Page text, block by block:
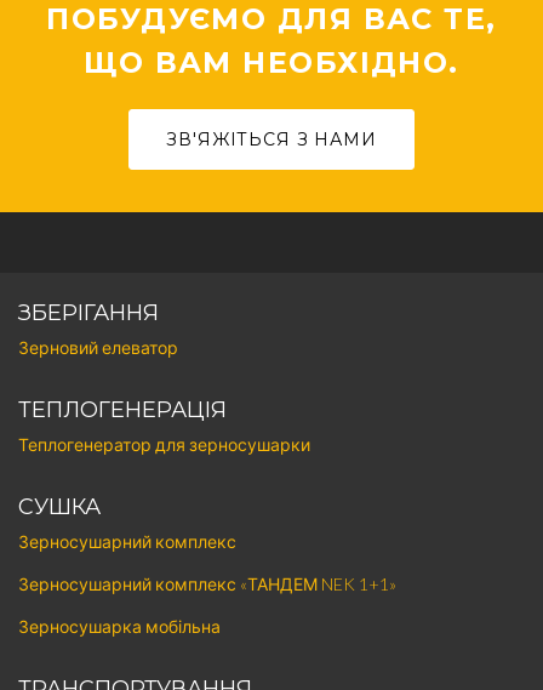
ПОБУДУЄМО ДЛЯ ВАС ТЕ,
ЩО ВАМ НЕОБХІДНО.
ЗВ'ЯЖІТЬСЯ З НАМИ
ЗБЕРІГАННЯ
Зерновий елеватор
ТЕПЛОГЕНЕРАЦІЯ
Теплогенератор для зерносушарки
СУШКА
Зерносушарний комплекс
Зерносушарний комплекс «ТАНДЕМ NEK 1+1»
Зерносушарка мобільна